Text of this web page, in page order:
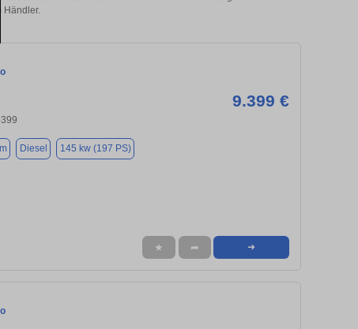
Händler.
9.399 €
Diesel 145 kw (197 PS)
★ ➦ ➜